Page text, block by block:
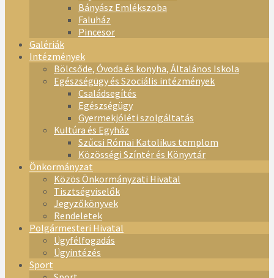
Bányász Emlékszoba
Faluház
Pincesor
Galériák
Intézmények
Bölcsőde, Óvoda és konyha, Általános Iskola
Egészségügy és Szociális intézmények
Családsegítés
Egészségügy
Gyermekjóléti szolgáltatás
Kultúra és Egyház
Szűcsi Római Katolikus templom
Közösségi Színtér és Könyvtár
Önkormányzat
Közös Önkormányzati Hivatal
Tisztségviselők
Jegyzőkönyvek
Rendeletek
Polgármesteri Hivatal
Ügyfélfogadás
Ügyintézés
Sport